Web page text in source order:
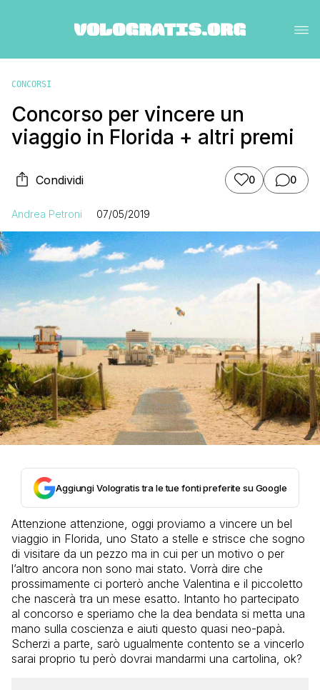
CONCORSI
Concorso per vincere un
viaggio in Florida + altri premi
Condividi 0 0
Andrea Petroni 07/05/2019
Aggiungi Vologratis tra le tue fonti preferite su Google
Attenzione attenzione, oggi proviamo a vincere un bel
viaggio in Florida, uno Stato a stelle e strisce che sogno
di visitare da un pezzo ma in cui per un motivo o per
l’altro ancora non sono mai stato. Vorrà dire che
prossimamente ci porterò anche Valentina e il piccoletto
che nascerà tra un mese esatto. Intanto ho partecipato
al concorso e speriamo che la dea bendata si metta una
mano sulla coscienza e aiuti questo quasi neo-papà.
Scherzi a parte, sarò ugualmente contento se a vincerlo
sarai proprio tu però dovrai mandarmi una cartolina, ok?